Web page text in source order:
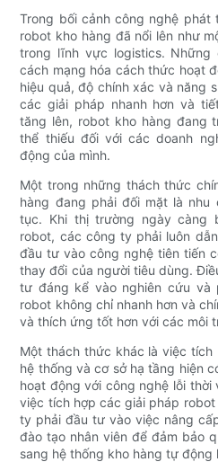
Trong bối cảnh công nghệ phát
robot kho hàng đã nổi lên như
trong lĩnh vực logistics.
cách mạng hóa cách thức hoạt
hiệu quả, độ chính xác và năng
các giải pháp nhanh hơn và
tăng lên, robot kho hàng đang
thể thiếu đối với các doanh
động của mình.
Một trong những thách thức
hàng đang phải đối mặt là nhu
tục. Khi thị trường ngày càng
robot, các công ty phải luôn
đầu tư vào công nghệ tiên tiến
thay đổi của người tiêu dùng.
tư đáng kể vào nghiên cứu và
robot không chỉ nhanh hơn và
và thích ứng tốt hơn với các môi
Một thách thức khác là việc
hệ thống và cơ sở hạ tầng hiện
hoạt động với công nghệ lỗi
việc tích hợp các giải pháp
ty phải đầu tư vào việc nâng
đào tạo nhân viên để đảm bảo
sang hệ thống kho hàng tự động